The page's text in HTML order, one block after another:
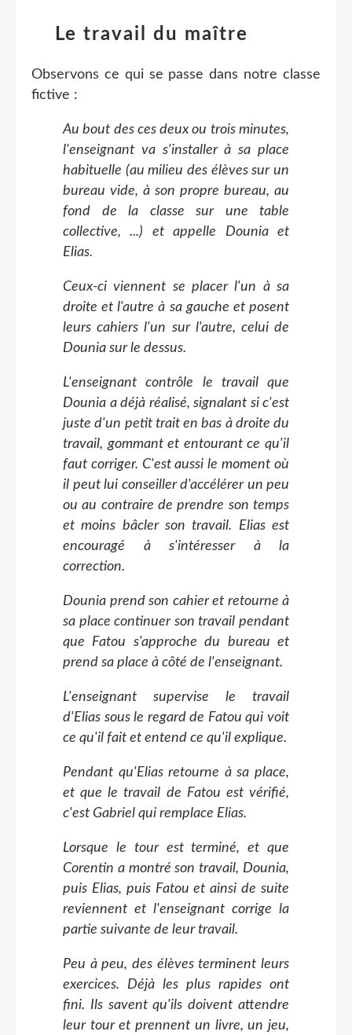
Le travail du maître
Observons ce qui se passe dans notre classe
fictive :
Au bout des ces deux ou trois minutes,
l'enseignant va s'installer à sa place
habituelle (au milieu des élèves sur un
bureau vide, à son propre bureau, au
fond de la classe sur une table
collective, ...) et appelle Dounia et
Elias.
Ceux-ci viennent se placer l'un à sa
droite et l'autre à sa gauche et posent
leurs cahiers l'un sur l'autre, celui de
Dounia sur le dessus.
L'enseignant contrôle le travail que
Dounia a déjà réalisé, signalant si c'est
juste d'un petit trait en bas à droite du
travail, gommant et entourant ce qu'il
faut corriger. C'est aussi le moment où
il peut lui conseiller d'accélérer un peu
ou au contraire de prendre son temps
et moins bâcler son travail. Elias est
encouragé à s'intéresser à la
correction.
Dounia prend son cahier et retourne à
sa place continuer son travail pendant
que Fatou s'approche du bureau et
prend sa place à côté de l'enseignant.
L'enseignant supervise le travail
d'Elias sous le regard de Fatou qui voit
ce qu'il fait et entend ce qu'il explique.
Pendant qu'Elias retourne à sa place,
et que le travail de Fatou est vérifié,
c'est Gabriel qui remplace Elias.
Lorsque le tour est terminé, et que
Corentin a montré son travail, Dounia,
puis Elias, puis Fatou et ainsi de suite
reviennent et l'enseignant corrige la
partie suivante de leur travail.
Peu à peu, des élèves terminent leurs
exercices. Déjà les plus rapides ont
fini. Ils savent qu'ils doivent attendre
leur tour et prennent un livre, un jeu,